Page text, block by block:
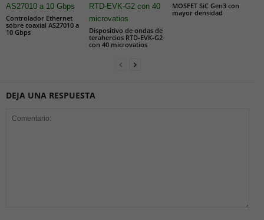
Controlador Ethernet
sobre coaxial AS27010 a
10 Gbps
Dispositivo de ondas de
terahercios RTD-EVK-G2
con 40 microvatios
MOSFET SiC Gen3 con
mayor densidad
DEJA UNA RESPUESTA